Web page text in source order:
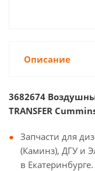
Описание
3682674
TRANSFER
Запчасти для
(Каминз), ДГУ и
в Екатеринбурге.